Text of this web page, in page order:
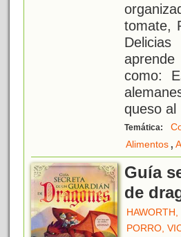
tomate,
como:
queso al
Temática:
Alimentos,
Guía
de
HAWORTH,
PORRO,